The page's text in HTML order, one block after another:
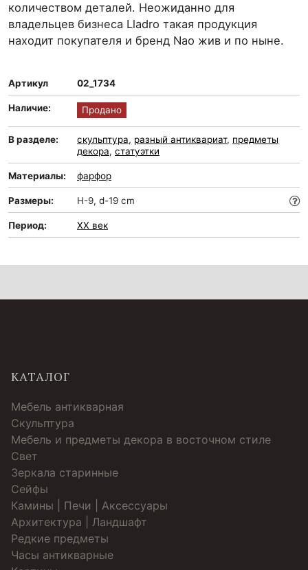
количеством деталей. Неожиданно для
владельцев бизнеса Lladro такая продукция
находит покупателя и бренд Nao жив и по ныне.
Артикул 02_1734
Наличие: Продано
В разделе: скульптура, разный антиквариат, предметы
декора, статуэтки
Материалы: фарфор
Размеры: H-9, d-19 cm
Период: XX век
КАТАЛОГ
Мебель антикварная
Скульптура
Мебель и предметы декора в восточном стиле
Свет
Зеркала старинные
Cейфы
Камины | Печи | Аксессуары
Архитектура | Ландшафт
Редкие предметы
Часы антикварные